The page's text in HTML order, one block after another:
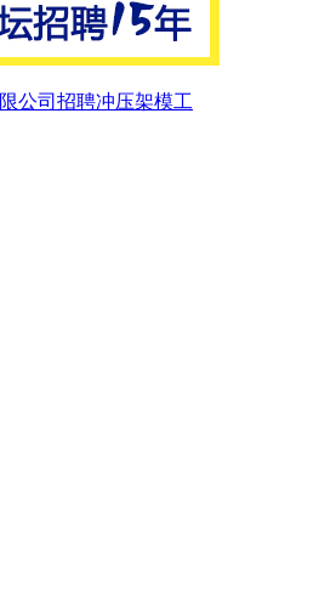
公司招聘冲压架模工